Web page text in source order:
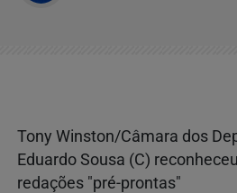
Tony Winston/Câmara dos
Eduardo Sousa (C)
redações "pré-prontas"